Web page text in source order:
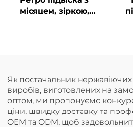
місяцем, зіркою,
Як постачальник
виробів, виготовлених на
оптом, ми пропонуємо
ціни, швидку доставку та
OEM та ODM, щоб